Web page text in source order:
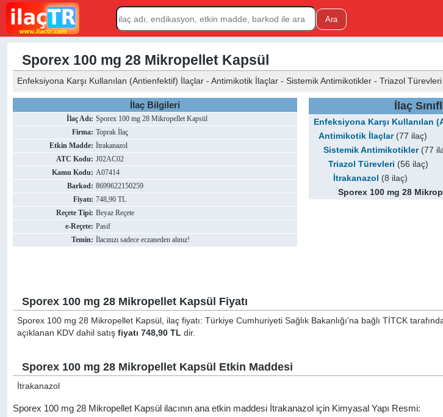
Sporex 100 mg 28 Mikropellet Kapsül
Enfeksiyona Karşı Kullanılan (Antienfektif) İlaçlar - Antimikotik İlaçlar - Sistemik Antimikotikler - Triazol
İlaç Bilgileri
İlaç Adı: Sporex 100 mg 28 Mikropellet Kapsül
Firma: Toprak İlaç
Etkin Madde: İtrakanazol
ATC Kodu: J02AC02
Kamu Kodu: A07414
Barkod: 8699622150259
Fiyatı: 748,90 TL
Reçete Tipi: Beyaz Reçete
e-Reçete: Pasif
Temin: İlacınızı sadece eczaneden alınız!
İlaç
Enfeksiyona Karşı Kullanılan
Antimikotik İlaçlar(77 ilaç)
Sistemik Antimikotikler(77
Triazol Türevleri (56 ilaç)
İtrakanazol
(8 ilaç)
Sporex 100 mg 28
Sporex 100 mg 28 Mikropellet Kapsül Fiyatı
Sporex 100 mg 28 Mikropellet Kapsül, ilaç fiyatı: Türkiye Cumhuriyeti Sağlık Bakanlığı'na bağlı TİTCK
açıklanan KDV dahil satışfiyatı 748,90 TL dir.
Sporex 100 mg 28 Mikropellet Kapsül Etkin Maddesi
İtrakanazol
Sporex 100 mg 28 Mikropellet Kapsül ilacının ana etkin maddesi İtrakanazol için Kimyasal Yapı Resmi: